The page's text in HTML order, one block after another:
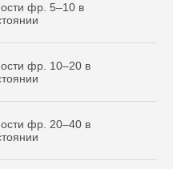
фр. 5–10 в
фр. 10–20 в
фр. 20–40 в